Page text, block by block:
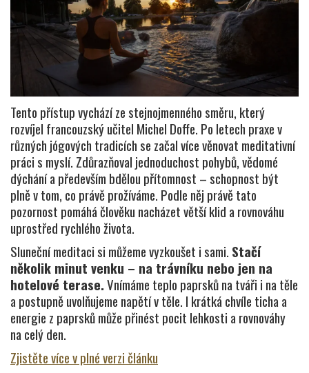
Tento přístup vychází ze stejnojmenného směru, který
rozvíjel francouzský učitel Michel Doffe. Po letech praxe v
různých jógových tradicích se začal více věnovat meditativní
práci s myslí. Zdůrazňoval jednoduchost pohybů, vědomé
dýchání a především bdělou přítomnost – schopnost být
plně v tom, co právě prožíváme. Podle něj právě tato
pozornost pomáhá člověku nacházet větší klid a rovnováhu
uprostřed rychlého života.
Sluneční meditaci si můžeme vyzkoušet i sami. Stačí
několik minut venku – na trávníku nebo jen na
hotelové terase.Vnímáme teplo paprsků na tváři i na těle
a postupně uvolňujeme napětí v těle. I krátká chvíle ticha a
energie z paprsků může přinést pocit lehkosti a rovnováhy
na celý den.
Zjistěte více v plné verzi článku